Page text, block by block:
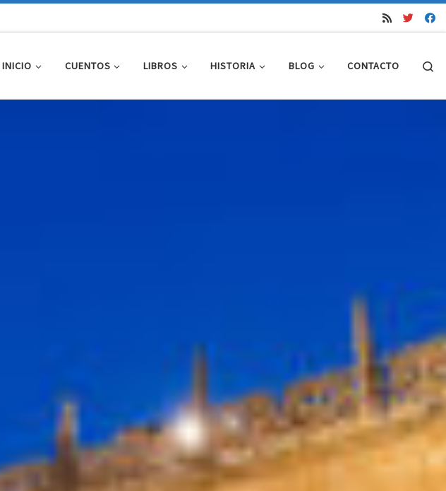
INICIO CUENTOS LIBROS HISTORIA BLOG CONTACTO